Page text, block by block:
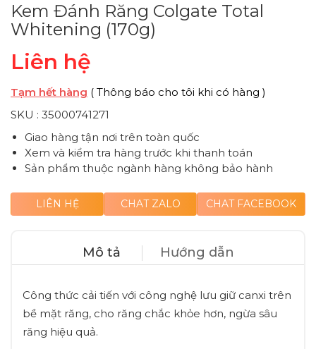
Kem Đánh Răng Colgate Total
Whitening (170g)
Liên hệ
Tạm hết hàng ( Thông báo cho tôi khi có hàng )
SKU : 35000741271
Giao hàng tận nơi trên toàn quốc
Xem và kiểm tra hàng trước khi thanh toán
Sản phẩm thuộc ngành hàng không bảo hành
LIÊN HỆ CHAT ZALO CHAT FACEBOOK
Mô tả Hướng dẫn
Công thức cải tiến với công nghệ lưu giữ canxi trên
bề mặt răng, cho răng chắc khỏe hơn, ngừa sâu
răng hiệu quả.